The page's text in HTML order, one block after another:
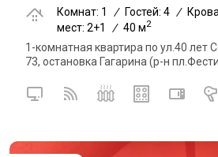
Комнат: 1
/ Гостей: 4 /
мест: 2+1
/ 40 м2
1-комнатная квартира по ул.40 лет
73, остановка Гагарина (р-н